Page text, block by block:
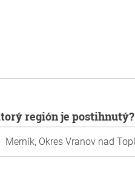
Ktorý región je postihnutý?